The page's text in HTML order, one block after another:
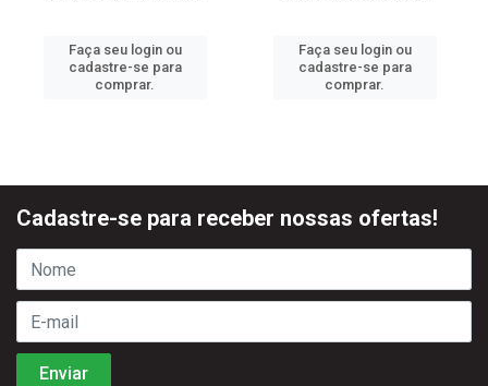
Faça seu login ou
cadastre-se para
comprar.
Faça seu login ou
cadastre-se para
comprar.
Cadastre-se para receber nossas ofertas!